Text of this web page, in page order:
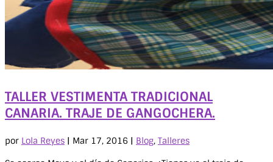
TALLER VESTIMENTA TRADICIONAL
CANARIA. TRAJE DE GANGOCHERA.
por Lola Reyes | Mar 17, 2016 | Blog, Talleres